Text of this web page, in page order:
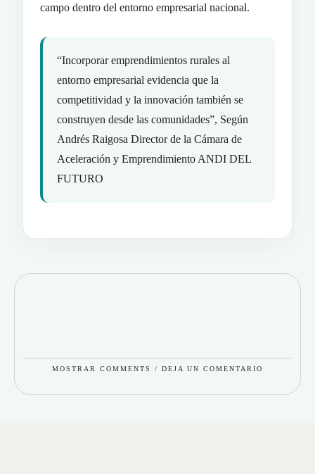
campo dentro del entorno empresarial nacional.
“Incorporar emprendimientos rurales al
entorno empresarial evidencia que la
competitividad y la innovación también se
construyen desde las comunidades”, Según
Andrés Raigosa Director de la Cámara de
Aceleración y Emprendimiento ANDI DEL
FUTURO
MOSTRAR COMMENTS / DEJA UN COMENTARIO